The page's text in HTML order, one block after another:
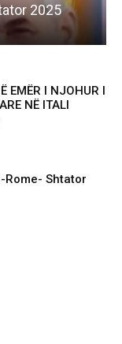
2025
EMËR I NJOHUR I
NË ITALI
Rome- Shtator